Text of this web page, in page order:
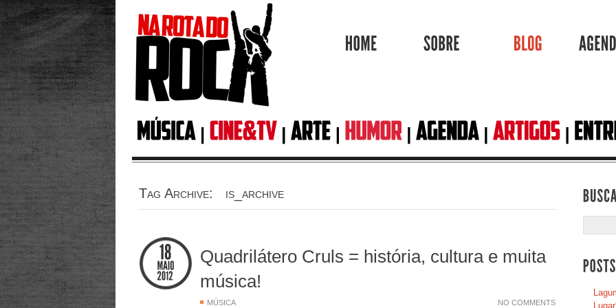
Tag Archive: is_archive
Quadrilátero Cruls = história, cultura e muita
música!
MÚSICA NO COMMENTS